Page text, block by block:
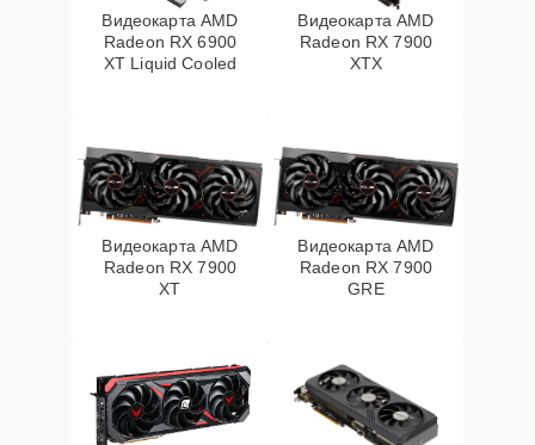
Видеокарта AMD
Radeon RX 6900
XT Liquid Cooled
Видеокарта AMD
Radeon RX 7900
XTX
Видеокарта AMD
Radeon RX 7900
XT
Видеокарта AMD
Radeon RX 7900
GRE